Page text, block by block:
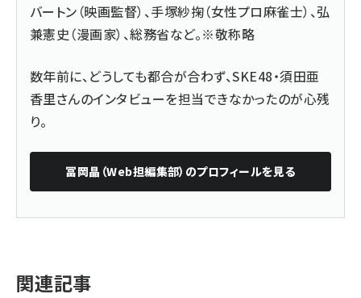
バートン（映画監督）、手塚紗掬（女性プロ麻雀士）、弘
兼憲史（漫画家）、総務省など。※敬称略
数年前に、どうしても都合が合わず、SKE48・須田亜
香里さんのインタビューを担当できなかったのが心残
り。
冨岡晶（Web担編集部） のプロフィールを見る
関連記事